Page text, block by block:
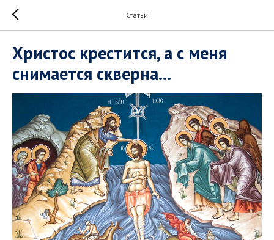
Статьи
Христос крестится, а с меня
снимается скверна...